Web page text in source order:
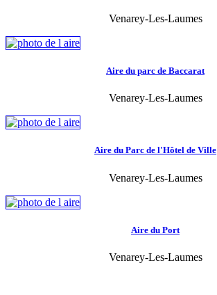
Venarey-Les-Laumes
Aire du parc de Baccarat
Venarey-Les-Laumes
Aire du Parc de l'Hôtel de Ville
Venarey-Les-Laumes
Aire du Port
Venarey-Les-Laumes